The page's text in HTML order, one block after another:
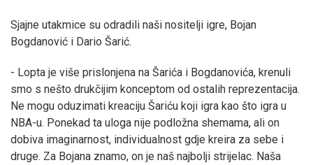
Sjajne utakmice su odradili naši nositelji igre, Bojan
Bogdanović i Dario Šarić.
- Lopta je više prislonjena na Šarića i Bogdanovića, krenuli
smo s nešto drukčijim konceptom od ostalih reprezentacija.
Ne mogu oduzimati kreaciju Šariću koji igra kao što igra u
NBA-u. Ponekad ta uloga nije podložna shemama, ali on
dobiva imaginarnost, individualnost gdje kreira za sebe i
druge. Za Bojana znamo, on je naš najbolji strijelac. Naša